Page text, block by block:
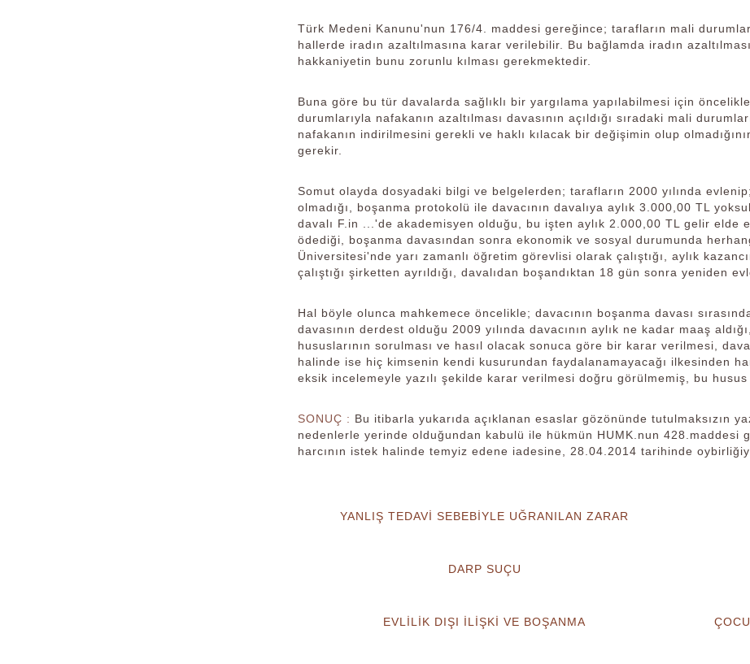
Türk Medeni Kanunu'nun 176/4. maddesi gereğince; tarafların mali
hallerde iradın azaltılmasına karar verilebilir. Bu bağlamda iradın
hakkaniyetin bunu zorunlu kılması gerekmektedir.
Buna göre bu tür davalarda sağlıklı bir yargılama yapılabilmesi için
durumlarıyla nafakanın azaltılması davasının açıldığı sıradaki mali
nafakanın indirilmesini gerekli ve haklı kılacak bir değişimin olup
gerekir.
Somut olayda dosyadaki bilgi ve belgelerden; tarafların 2000 yılında
olmadığı, boşanma protokolü ile davacının davalıya aylık 3.000,00 TL
davalı F.in ...'de akademisyen olduğu, bu işten aylık 2.000,00 TL gelir elde
ödediği, boşanma davasından sonra ekonomik ve sosyal durumunda
Üniversitesi'nde yarı zamanlı öğretim görevlisi olarak çalıştığı, aylık
çalıştığı şirketten ayrıldığı, davalıdan boşandıktan 18 gün sonra yeniden
Hal böyle olunca mahkemece öncelikle; davacının boşanma davası
davasının derdest olduğu 2009 yılında davacının aylık ne kadar maaş
hususlarının sorulması ve hasıl olacak sonuca göre bir karar verilmesi,
halinde ise hiç kimsenin kendi kusurundan faydalanamayacağı ilkesinden
eksik incelemeyle yazılı şekilde karar verilmesi doğru görülmemiş, bu husus
SONUÇ : Bu itibarla yukarıda açıklanan esaslar gözönünde tutulmaksızın
nedenlerle yerinde olduğundan kabulü ile hükmün HUMK.nun 428.maddesi
harcının istek halinde temyiz edene iadesine, 28.04.2014 tarihinde
YANLIŞ TEDAVİ SEBEBİYLE UĞRANILAN ZARAR
DARP SUÇU
EVLİLİK DIŞI İLİŞKİ VE BOŞANMA